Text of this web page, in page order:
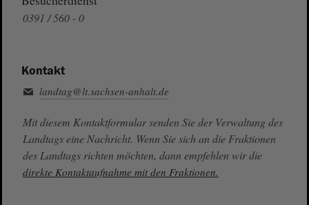
0391 / 560 - 0
Kontakt
landtag@lt.sachsen-anhalt.de
Mit diesem Kontaktformular senden Sie der Verwaltung des
Landtags eine Nachricht. Wenn Sie sich an die Fraktionen
des Landtags richten möchten, dann empfehlen wir die
direkte Kontaktaufnahme mit den Fraktionen.